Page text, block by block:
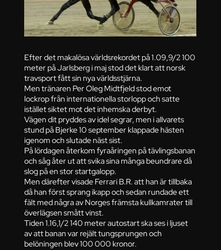
Efter det makalösa världsrekordet på 1.09,9/2 100
meter på Jarlsberg i maj stod det klart att norsk
travsport fått sin nya världsstjärna.
Men tränaren Per Oleg Midtfjeld stod emot
lockrop från internationella storlopp och satte
istället siktet mot det inhemska derbyt.
Vägen dit pryddes av idel segrar, men i allvarets
stund på Bjerke 10 september klappade hästen
igenom och slutade näst sist.
På lördagen återkom fyraåringen på tävlingsbanan
och såg åter ut att svika sina många beundrare då
slog på en stor startgalopp.
Men därefter visade Ferrari B.R. att han är tillbaka
då han först sprang ikapp och sedan rundade ett
fält med några av Norges främsta kullkamrater till
överlägsen smått vinst.
Tiden 1.16,1/2 140 meter autostart ska ses i ljuset
av att banan var rejält tungsprungen och
belöningen blev 100 000 kronor.